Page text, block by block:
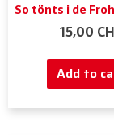
So tönts i de
15,00
Add to